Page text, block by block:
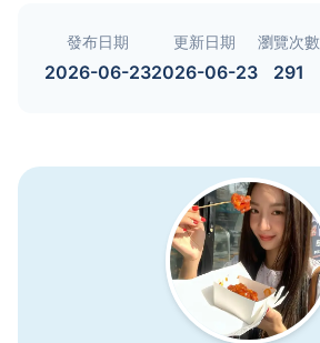
發布日期
2026-06-23
更新日期
2026-06-23
瀏覽次數
291